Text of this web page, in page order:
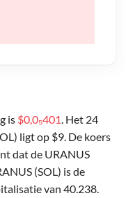
is $0,0₅401 . Het 24
ligt op $9. De koers
dat de URANUS
(SOL) is de
van 40.238.